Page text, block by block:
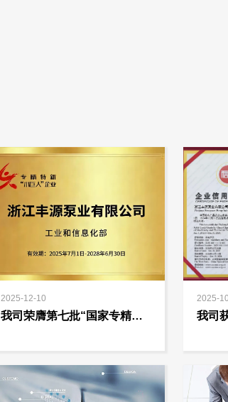
2025-12-10
我司荣膺第七批“国家专精特
2025-
我司
商会